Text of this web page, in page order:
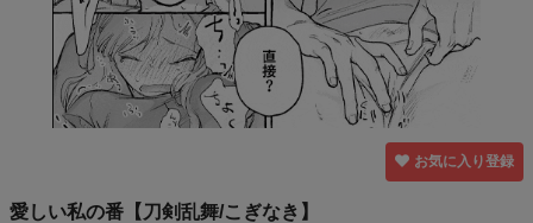
お気に入り登録
愛しい私の番【刀剣乱舞/こぎなき】